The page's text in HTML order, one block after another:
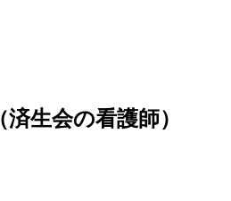
生会の看護師）